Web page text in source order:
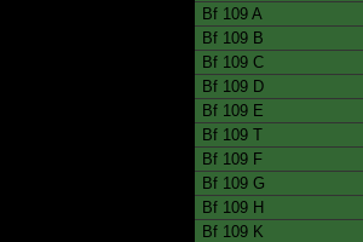
Bf 109 A
Bf 109 B
Bf 109 C
Bf 109 D
Bf 109 E
Bf 109 T
Bf 109 F
Bf 109 G
Bf 109 H
Bf 109 K